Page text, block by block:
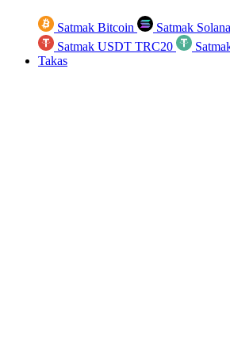
Satmak Bitcoin Satmak Solana
Satmak USDT TRC20
Takas